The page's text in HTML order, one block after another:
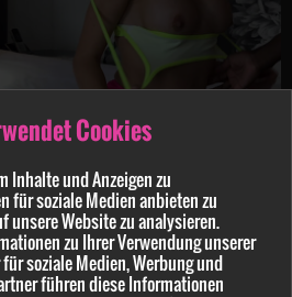
Cookies
Inhalte und Anzeigen zu
für soziale Medien anbieten zu
unsere Website zu analysieren.
zu Ihrer Verwendung unserer
soziale Medien, Werbung und
führen diese Informationen